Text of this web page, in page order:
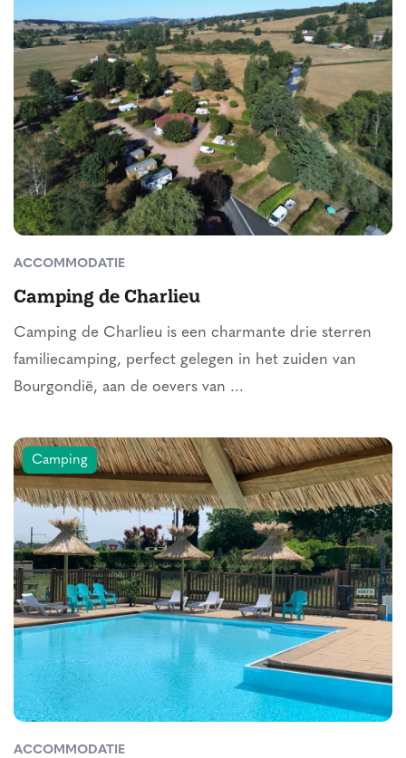
ACCOMMODATIE
Camping de Charlieu
Camping de Charlieu is een charmante drie sterren
familiecamping, perfect gelegen in het zuiden van
Bourgondië, aan de oevers van ...
Camping
ACCOMMODATIE